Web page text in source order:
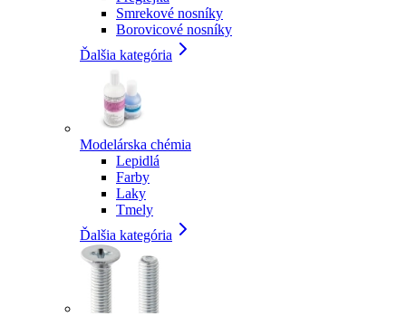
Smrekové nosníky
Borovicové nosníky
Ďalšia kategória
Modelárska chémia
Lepidlá
Farby
Laky
Tmely
Ďalšia kategória